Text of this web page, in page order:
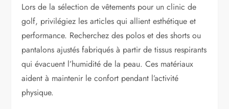
Lors de la sélection de vêtements pour un clinic de
golf, privilégiez les articles qui allient esthétique et
performance. Recherchez des polos et des shorts ou
pantalons ajustés fabriqués à partir de tissus respirants
qui évacuent l’humidité de la peau. Ces matériaux
aident à maintenir le confort pendant l’activité
physique.